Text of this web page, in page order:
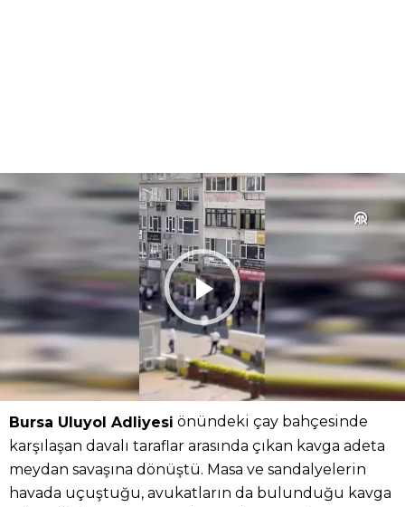
Bursa Uluyol Adliyesi önündeki çay bahçesinde
karşılaşan davalı taraflar arasında çıkan kavga adeta
meydan savaşına dönüştü. Masa ve sandalyelerin
havada uçuştuğu, avukatların da bulunduğu kavga